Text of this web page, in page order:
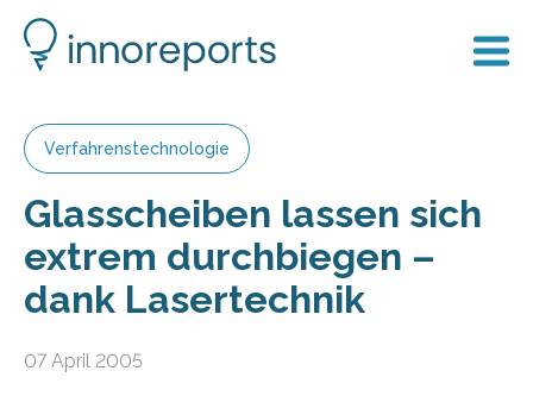
Verfahrenstechnologie
Glasscheiben lassen sich
extrem durchbiegen –
dank Lasertechnik
07 April 2005